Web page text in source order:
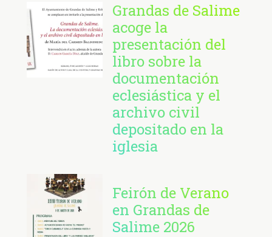
Grandas de Salime
acoge la
presentación del
libro sobre la
documentación
eclesiástica y el
archivo civil
depositado en la
iglesia
Feirón de Verano
en Grandas de
Salime 2026